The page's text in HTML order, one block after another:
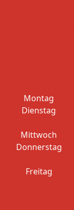
Montag
Dienstag
Mittwoch
Donnerstag
Freitag